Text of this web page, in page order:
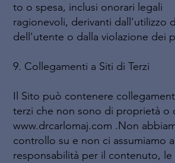
to o spesa, inclusi onorari legali
ragionevoli, derivanti dall'utilizzo
dell'utente o dalla violazione dei
9. Collegamenti a Siti di Terzi
Il Sito può contenere
terzi che non sono di proprietà o
www.drcarlomaj.com .Non
controllo su e non ci assumiamo
responsabilità per il contenuto,